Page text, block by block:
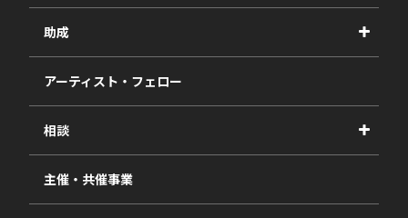
事業紹介
事業報告書
助成
2027年度
2026年度
2025年度
2024年度
2023年度
アーティスト・フェロー
相談
視察・ヒアリング・研究
相談依頼フォーム
主催・共催事業